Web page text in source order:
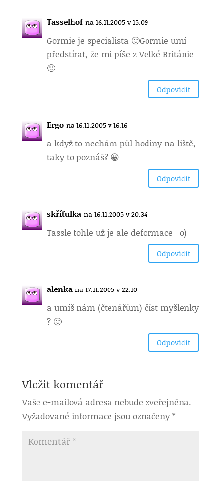
Tasselhof na 16.11.2005 v 15.09
Gormie je specialista 🙂Gormie umí
předstírat, že mi píše z Velké Británie
🙂
Odpovìdìt
Ergo na 16.11.2005 v 16.16
a když to nechám půl hodiny na liště,
taky to poznáš? 😀
Odpovìdìt
skříťulka na 16.11.2005 v 20.34
Tassle tohle už je ale deformace =o)
Odpovìdìt
alenka na 17.11.2005 v 22.10
a umíš nám (čtenářům) číst myšlenky
? 🙂
Odpovìdìt
Vložit komentář
Vaše e-mailová adresa nebude zveřejněna.
Vyžadované informace jsou označeny*